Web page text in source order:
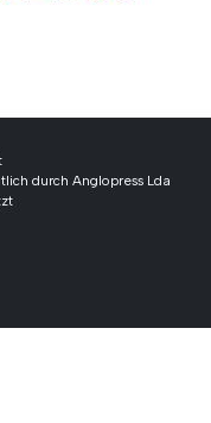
durch Anglopress Lda